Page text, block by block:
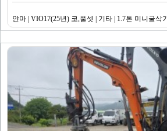
얀마 | VIO17(25년) 코,풀셋 | 기타 | 1.7톤 미니굴삭기